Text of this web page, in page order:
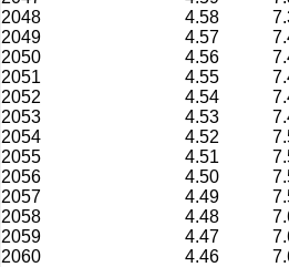
2048
4.58
2049
4.57
2050
4.56
2051
4.55
2052
4.54
2053
4.53
2054
4.52
2055
4.51
2056
4.50
2057
4.49
2058
4.48
2059
4.47
2060
4.46